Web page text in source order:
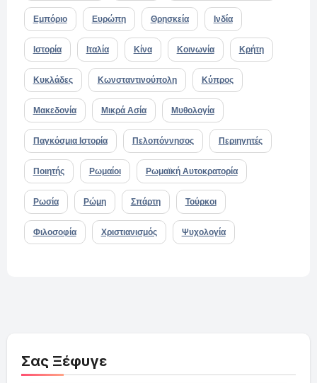
Εμπόριο Ευρώπη Θρησκεία Ινδία
Ιστορία Ιταλία Κίνα Κοινωνία Κρήτη
Κυκλάδες Κωνσταντινούπολη Κύπρος
Μακεδονία Μικρά Ασία Μυθολογία
Παγκόσμια Ιστορία Πελοπόννησος Περιηγητές
Ποιητής Ρωμαίοι Ρωμαϊκή Αυτοκρατορία
Ρωσία Ρώμη Σπάρτη Τούρκοι
Φιλοσοφία Χριστιανισμός Ψυχολογία
Σας Ξέφυγε